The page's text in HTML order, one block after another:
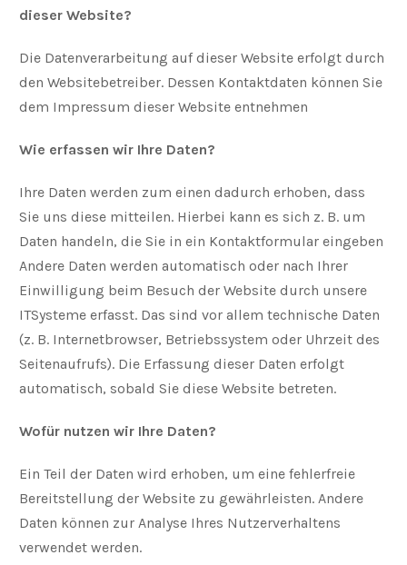
dieser Website?
Die Datenverarbeitung auf dieser Website erfolgt durch
den Websitebetreiber. Dessen Kontaktdaten können Sie
dem Impressum dieser Website entnehmen
Wie erfassen wir Ihre Daten?
Ihre Daten werden zum einen dadurch erhoben, dass
Sie uns diese mitteilen. Hierbei kann es sich z. B. um
Daten handeln, die Sie in ein Kontaktformular eingeben
Andere Daten werden automatisch oder nach Ihrer
Einwilligung beim Besuch der Website durch unsere
ITSysteme erfasst. Das sind vor allem technische Daten
(z. B. Internetbrowser, Betriebssystem oder Uhrzeit des
Seitenaufrufs). Die Erfassung dieser Daten erfolgt
automatisch, sobald Sie diese Website betreten.
Wofür nutzen wir Ihre Daten?
Ein Teil der Daten wird erhoben, um eine fehlerfreie
Bereitstellung der Website zu gewährleisten. Andere
Daten können zur Analyse Ihres Nutzerverhaltens
verwendet werden.